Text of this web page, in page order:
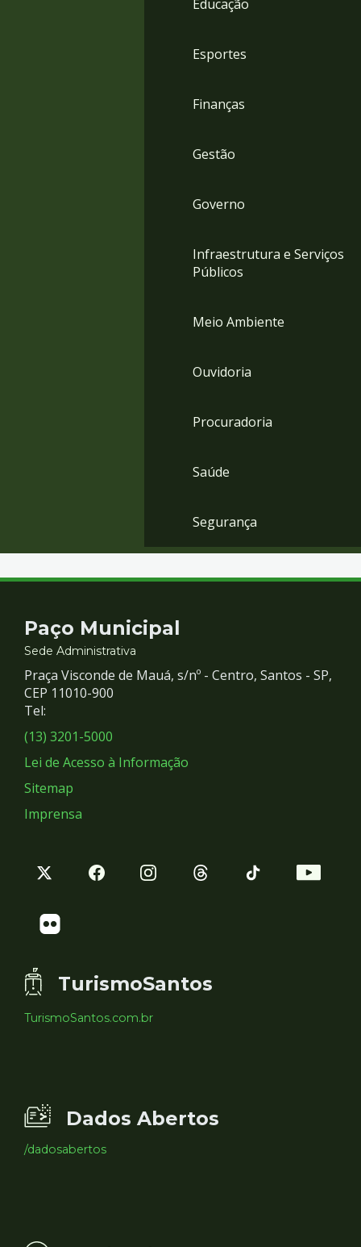
Educação
Esportes
Finanças
Gestão
Governo
Infraestrutura e Serviços
Públicos
Meio Ambiente
Ouvidoria
Procuradoria
Saúde
Segurança
Contato
e
Redes
Sociais
Paço Municipal
Sede Administrativa
Praça Visconde de Mauá, s/nº - Centro, Santos - SP,
CEP 11010-900
Tel:
(13) 3201-5000
Lei de Acesso à Informação
Sitemap
Imprensa
TurismoSantos
TurismoSantos.com.br
Dados Abertos
/dadosabertos